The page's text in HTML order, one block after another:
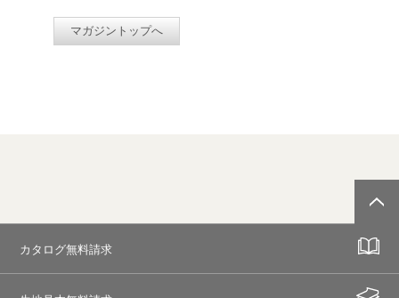
マガジントップへ
カタログ無料請求